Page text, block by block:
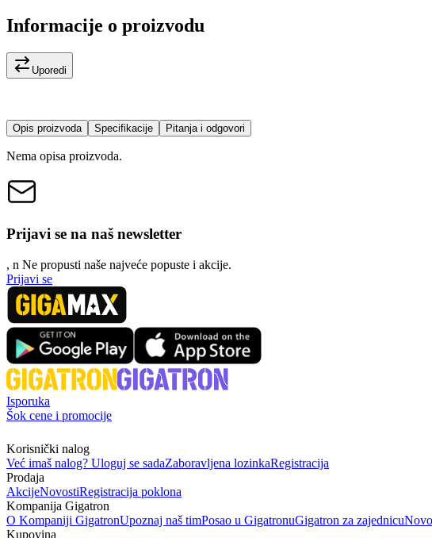
Informacije o proizvodu
Uporedi
Opis proizvoda Specifikacije Pitanja i odgovori
Nema opisa proizvoda.
Prijavi se na naš newsletter
, n Ne propusti naše najveće popuste i akcije.
Prijavi se
Isporuka
Šok cene i promocije
Korisnički nalog
Već imaš nalog? Uloguj se sadaZaboravljena lozinkaRegistracija
Prodaja
AkcijeNovostiRegistracija poklona
Kompanija Gigatron
O Kompaniji GigatronUpoznaj naš timPosao u GigatronuGigatron za zajednicu
Kupovina